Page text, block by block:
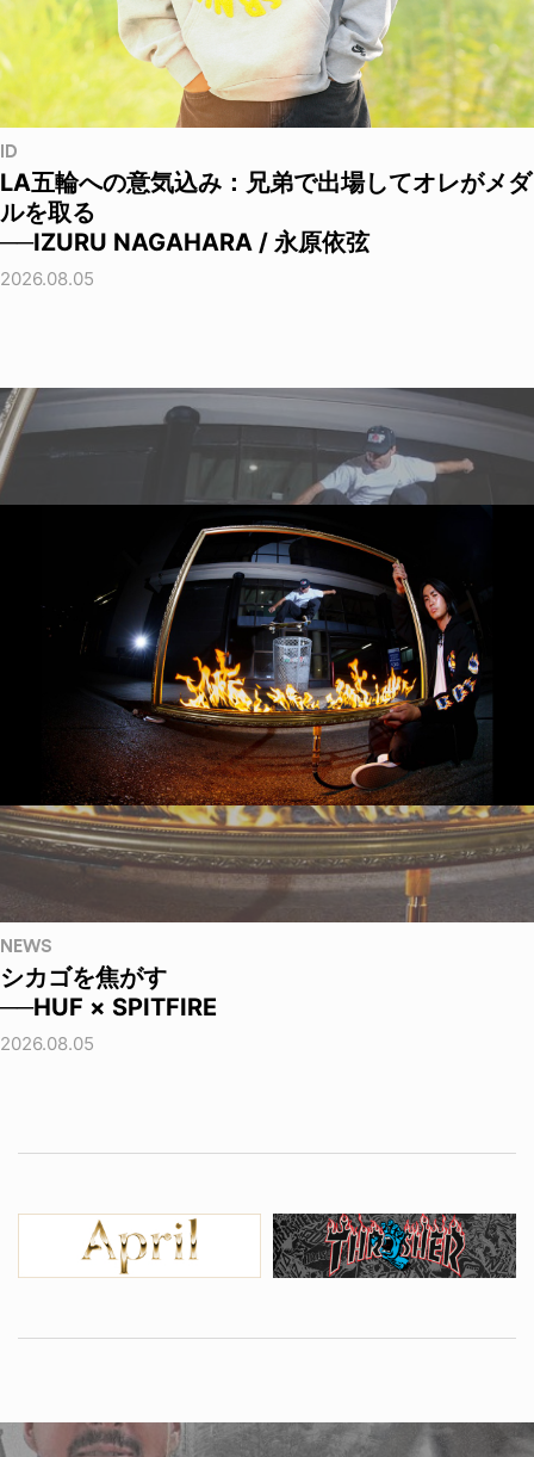
ID
LA五輪への意気込み：兄弟で出場してオレがメダ
ルを取る
──IZURU NAGAHARA / 永原依弦
2026.08.05
NEWS
シカゴを焦がす
──HUF × SPITFIRE
2026.08.05